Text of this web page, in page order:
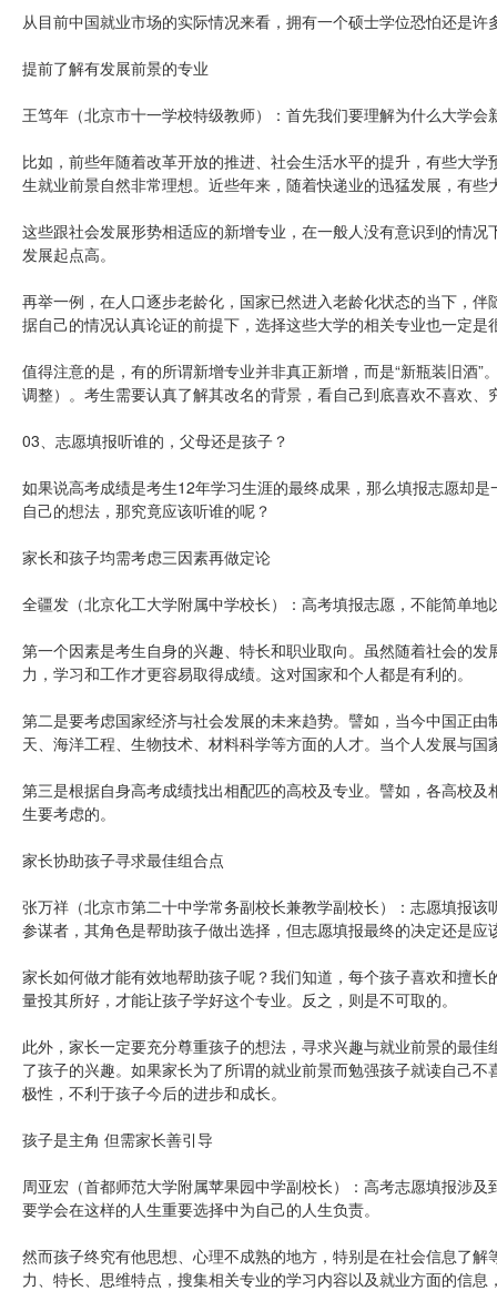
从目前中国就业市场的实际情况来看，拥有一个硕士学位恐怕还是
提前了解有发展前景的专业
王笃年（北京市十一学校特级教师）：首先我们要理解为什么大学
比如，前些年随着改革开放的推进、社会生活水平的提升，有些大
生就业前景自然非常理想。近些年来，随着快递业的迅猛发展，有
这些跟社会发展形势相适应的新增专业，在一般人没有意识到的情
发展起点高。
再举一例，在人口逐步老龄化，国家已然进入老龄化状态的当下，
据自己的情况认真论证的前提下，选择这些大学的相关专业也一定是
值得注意的是，有的所谓新增专业并非真正新增，而是“新瓶装旧酒
调整）。考生需要认真了解其改名的背景，看自己到底喜欢不喜欢
03、志愿填报听谁的，父母还是孩子？
如果说高考成绩是考生12年学习生涯的最终成果，那么填报志愿却
自己的想法，那究竟应该听谁的呢？
家长和孩子均需考虑三因素再做定论
全疆发（北京化工大学附属中学校长）：高考填报志愿，不能简单
第一个因素是考生自身的兴趣、特长和职业取向。虽然随着社会的
力，学习和工作才更容易取得成绩。这对国家和个人都是有利的。
第二是要考虑国家经济与社会发展的未来趋势。譬如，当今中国正
天、海洋工程、生物技术、材料科学等方面的人才。当个人发展与
第三是根据自身高考成绩找出相配匹的高校及专业。譬如，各高校
生要考虑的。
家长协助孩子寻求最佳组合点
张万祥（北京市第二十中学常务副校长兼教学副校长）：志愿填报
参谋者，其角色是帮助孩子做出选择，但志愿填报最终的决定还是应
家长如何做才能有效地帮助孩子呢？我们知道，每个孩子喜欢和擅
量投其所好，才能让孩子学好这个专业。反之，则是不可取的。
此外，家长一定要充分尊重孩子的想法，寻求兴趣与就业前景的最
了孩子的兴趣。如果家长为了所谓的就业前景而勉强孩子就读自己
极性，不利于孩子今后的进步和成长。
孩子是主角 但需家长善引导
周亚宏（首都师范大学附属苹果园中学副校长）：高考志愿填报涉
要学会在这样的人生重要选择中为自己的人生负责。
然而孩子终究有他思想、心理不成熟的地方，特别是在社会信息了
力、特长、思维特点，搜集相关专业的学习内容以及就业方面的信